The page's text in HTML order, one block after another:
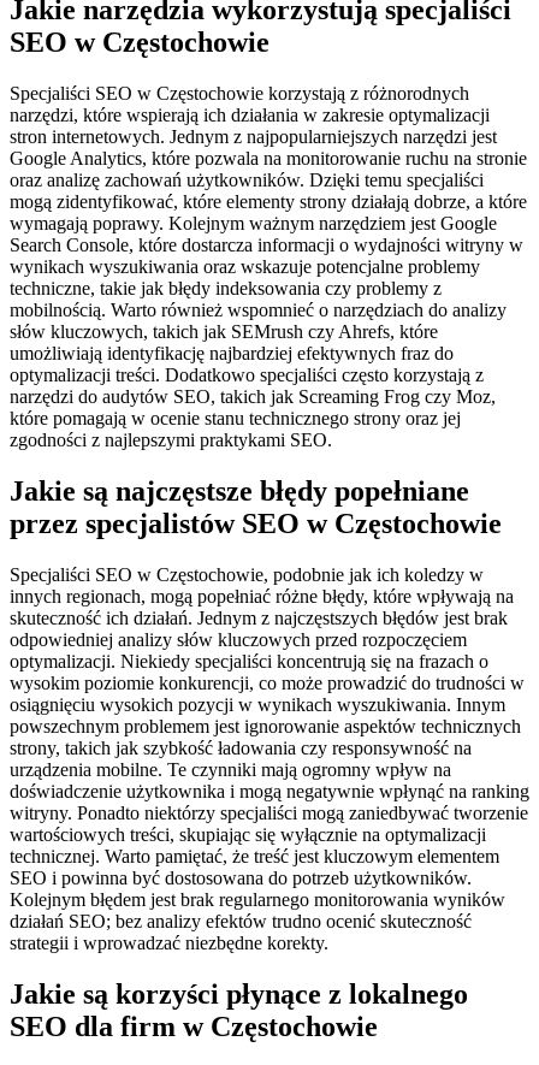
Jakie narzędzia wykorzystują specjaliści
SEO w Częstochowie
Specjaliści SEO w Częstochowie korzystają z różnorodnych
narzędzi, które wspierają ich działania w zakresie optymalizacji
stron internetowych. Jednym z najpopularniejszych narzędzi jest
Google Analytics, które pozwala na monitorowanie ruchu na stronie
oraz analizę zachowań użytkowników. Dzięki temu specjaliści
mogą zidentyfikować, które elementy strony działają dobrze, a które
wymagają poprawy. Kolejnym ważnym narzędziem jest Google
Search Console, które dostarcza informacji o wydajności witryny w
wynikach wyszukiwania oraz wskazuje potencjalne problemy
techniczne, takie jak błędy indeksowania czy problemy z
mobilnością. Warto również wspomnieć o narzędziach do analizy
słów kluczowych, takich jak SEMrush czy Ahrefs, które
umożliwiają identyfikację najbardziej efektywnych fraz do
optymalizacji treści. Dodatkowo specjaliści często korzystają z
narzędzi do audytów SEO, takich jak Screaming Frog czy Moz,
które pomagają w ocenie stanu technicznego strony oraz jej
zgodności z najlepszymi praktykami SEO.
Jakie są najczęstsze błędy popełniane
przez specjalistów SEO w Częstochowie
Specjaliści SEO w Częstochowie, podobnie jak ich koledzy w
innych regionach, mogą popełniać różne błędy, które wpływają na
skuteczność ich działań. Jednym z najczęstszych błędów jest brak
odpowiedniej analizy słów kluczowych przed rozpoczęciem
optymalizacji. Niekiedy specjaliści koncentrują się na frazach o
wysokim poziomie konkurencji, co może prowadzić do trudności w
osiągnięciu wysokich pozycji w wynikach wyszukiwania. Innym
powszechnym problemem jest ignorowanie aspektów technicznych
strony, takich jak szybkość ładowania czy responsywność na
urządzenia mobilne. Te czynniki mają ogromny wpływ na
doświadczenie użytkownika i mogą negatywnie wpłynąć na ranking
witryny. Ponadto niektórzy specjaliści mogą zaniedbywać tworzenie
wartościowych treści, skupiając się wyłącznie na optymalizacji
technicznej. Warto pamiętać, że treść jest kluczowym elementem
SEO i powinna być dostosowana do potrzeb użytkowników.
Kolejnym błędem jest brak regularnego monitorowania wyników
działań SEO; bez analizy efektów trudno ocenić skuteczność
strategii i wprowadzać niezbędne korekty.
Jakie są korzyści płynące z lokalnego
SEO dla firm w Częstochowie